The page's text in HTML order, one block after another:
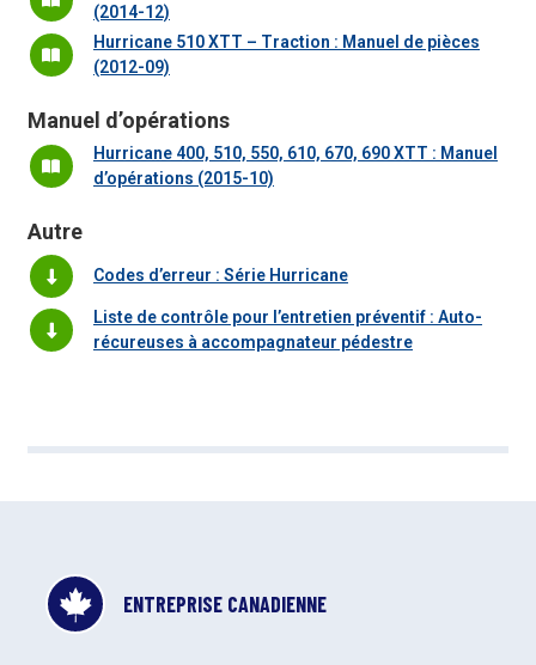
(2014-12)
Hurricane 510 XTT – Traction : Manuel de pièces
(2012-09)
Manuel d’opérations
Hurricane 400, 510, 550, 610, 670, 690 XTT : Manuel
d’opérations (2015-10)
Autre
Codes d’erreur : Série Hurricane
Liste de contrôle pour l’entretien préventif : Auto-
récureuses à accompagnateur pédestre
ENTREPRISE CANADIENNE